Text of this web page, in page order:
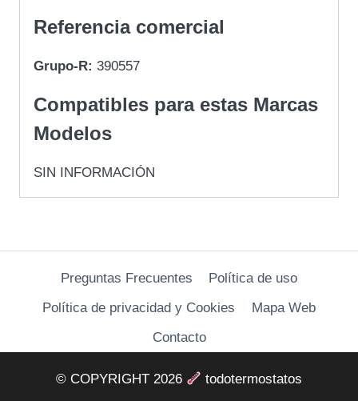
Referencia comercial
Grupo-R: 390557
Compatibles para estas Marcas
Modelos
SIN INFORMACIÓN
Preguntas Frecuentes
Política de uso
Política de privacidad y Cookies
Mapa Web
Contacto
© COPYRIGHT 2026 todotermostatos